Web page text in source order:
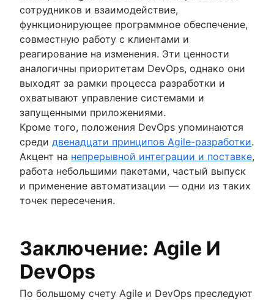
сотрудников и взаимодействие,
функционирующее программное обеспечение,
совместную работу с клиентами и
реагирование на изменения. Эти ценности
аналогичны приоритетам DevOps, однако они
выходят за рамки процесса разработки и
охватывают управление системами и
запущенными приложениями.
Кроме того, положения DevOps упоминаются
среди двенадцати принципов Agile-разработки.
Акцент на непрерывной интеграции и поставке,
работа небольшими пакетами, частый выпуск
и применение автоматизации — одни из таких
точек пересечения.
Заключение: Agile И
DevOps
По большому счету Agile и DevOps преследуют